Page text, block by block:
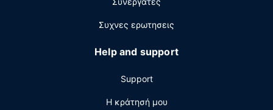
Στις σημαντικές παροχές περιλαμβάνονται
24ωρο, γρήγορο check-in και γρήγορο check-out. Θέλετε
να οργανώσετε μια εκδήλωση σε αυτήν την πόλη
(Σάουγκους); Αυτό το ξενοδοχείο διαθέτει χώρο που
συνεδριακό χώρο και αίθουσες συνεδριάσεων. Στους
χώρους μας θα βρείτε δωρεάν στάθμευση χωρίς
Συχνες ερωτησεις
Help and support
Support
Η κράτησή μου